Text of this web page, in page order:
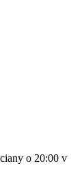
o 20:00 v